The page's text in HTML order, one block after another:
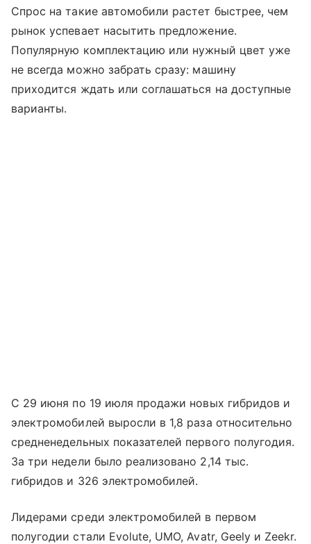
Спрос на такие автомобили растет быстрее, чем
рынок успевает насытить предложение.
Популярную комплектацию или нужный цвет уже
не всегда можно забрать сразу: машину
приходится ждать или соглашаться на доступные
варианты.
С 29 июня по 19 июля продажи новых гибридов и
электромобилей выросли в 1,8 раза относительно
средненедельных показателей первого полугодия.
За три недели было реализовано 2,14 тыс.
гибридов и 326 электромобилей.
Лидерами среди электромобилей в первом
полугодии стали Evolute, UMO, Avatr, Geely и Zeekr.